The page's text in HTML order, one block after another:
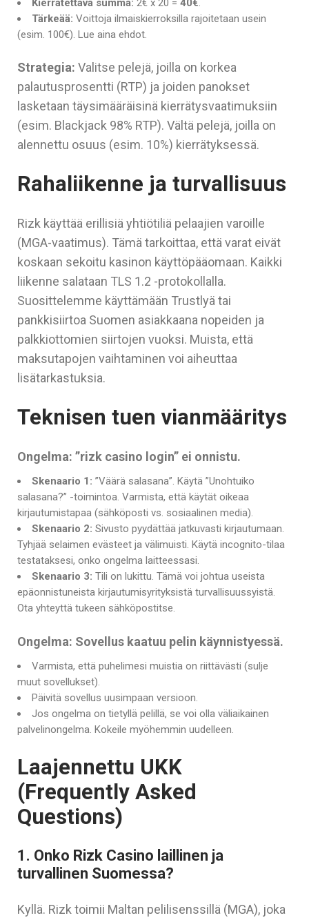
Kierrätettävä summa: 2€ x 20 = 40€.
Tärkeää: Voittoja ilmaiskierroksilla rajoitetaan usein
(esim. 100€). Lue aina ehdot.
Strategia: Valitse pelejä, joilla on korkea
palautusprosentti (RTP) ja joiden panokset
lasketaan täysimääräisinä kierrätysvaatimuksiin
(esim. Blackjack 98% RTP). Vältä pelejä, joilla on
alennettu osuus (esim. 10%) kierrätyksessä.
Rahaliikenne ja turvallisuus
Rizk käyttää erillisiä yhtiötiliä pelaajien varoille
(MGA-vaatimus). Tämä tarkoittaa, että varat eivät
koskaan sekoitu kasinon käyttöpääomaan. Kaikki
liikenne salataan TLS 1.2 -protokollalla.
Suosittelemme käyttämään Trustlyä tai
pankkisiirtoa Suomen asiakkaana nopeiden ja
palkkiottomien siirtojen vuoksi. Muista, että
maksutapojen vaihtaminen voi aiheuttaa
lisätarkastuksia.
Teknisen tuen vianmääritys
Ongelma: ”rizk casino login” ei onnistu.
Skenaario 1: ”Väärä salasana”. Käytä ”Unohtuiko
salasana?” -toimintoa. Varmista, että käytät oikeaa
kirjautumistapaa (sähköposti vs. sosiaalinen media).
Skenaario 2: Sivusto pyydättää jatkuvasti kirjautumaan.
Tyhjää selaimen evästeet ja välimuisti. Käytä incognito-tilaa
testataksesi, onko ongelma laitteessasi.
Skenaario 3: Tili on lukittu. Tämä voi johtua useista
epäonnistuneista kirjautumisyrityksistä turvallisuussyistä.
Ota yhteyttä tukeen sähköpostitse.
Ongelma: Sovellus kaatuu pelin käynnistyessä.
Varmista, että puhelimesi muistia on riittävästi (sulje
muut sovellukset).
Päivitä sovellus uusimpaan versioon.
Jos ongelma on tietyllä pelillä, se voi olla väliaikainen
palvelinongelma. Kokeile myöhemmin uudelleen.
Laajennettu UKK
(Frequently Asked
Questions)
1. Onko Rizk Casino laillinen ja
turvallinen Suomessa?
Kyllä. Rizk toimii Maltan pelilisenssillä (MGA), joka